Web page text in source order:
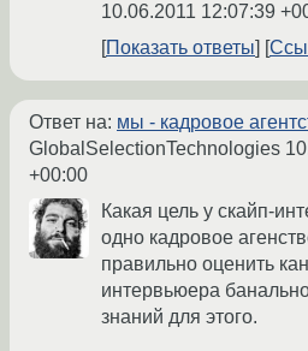
10.06.2011 12:07:39
Показать ответы
Ответ на: мы - кадровое
GlobalSelectionTechnologies
+00:00
Какая цель у скайп-
одно кадровое
правильно оценить
интервьюера
знаний для этого.